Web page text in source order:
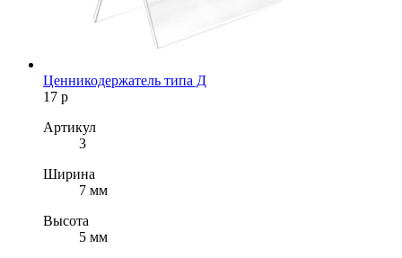
Ценникодержатель типа Д
17 р
Артикул
3
Ширина
7 мм
Высота
5 мм